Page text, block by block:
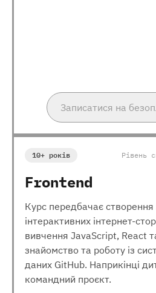
Записатися на
10+ років Рівень
Frontend
Курс передбачає створення
інтерактивних інтернет-
вивчення JavaScript, React
знайомство та роботу із
даних GitHub. Наприкінці
командний проєкт.